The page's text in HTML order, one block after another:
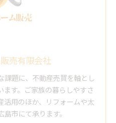
売有限会社
課題に、不動産売買を軸とし
ます。ご家族の暮らしやすさ
活用のほか、リフォームや太
市にて承ります。